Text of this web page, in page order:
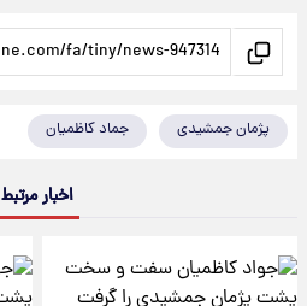
پژمان جمشیدی جماد کاظمیان
اخبار مرتبط